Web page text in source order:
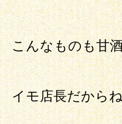
こんなものも甘
イモ店長だから